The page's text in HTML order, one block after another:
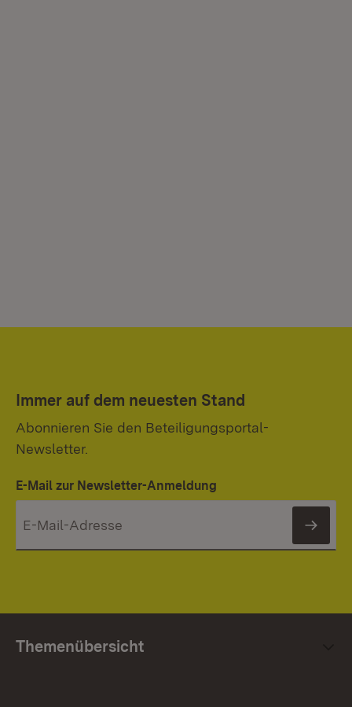
Immer auf dem neuesten Stand
Abonnieren Sie den Beteiligungsportal-
Newsletter.
E-Mail zur Newsletter-Anmeldung
Themenübersicht